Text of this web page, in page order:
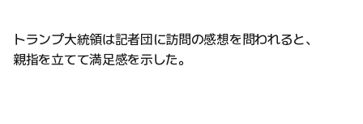
トランプ大統領は記者団に訪問の感想を問われると、
親指を立てて満足感を示した。